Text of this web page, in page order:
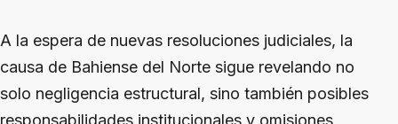
A la espera de nuevas resoluciones judiciales, la
causa de Bahiense del Norte sigue revelando no
solo negligencia estructural, sino también posibles